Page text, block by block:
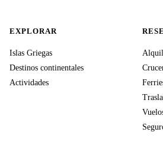
EXPLORAR
Islas Griegas
Destinos continentales
Actividades